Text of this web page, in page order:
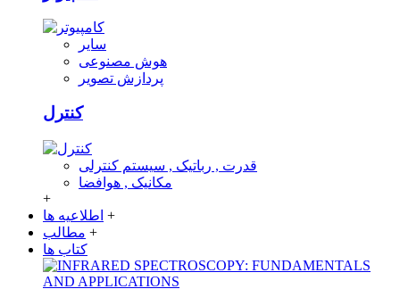
سایر
هوش مصنوعی
پردازش تصویر
کنترل
قدرت , رباتیک , سیستم کنترلی
مکانیک , هوافضا
+
اطلاعیه ها +
مطالب +
کتاب ها